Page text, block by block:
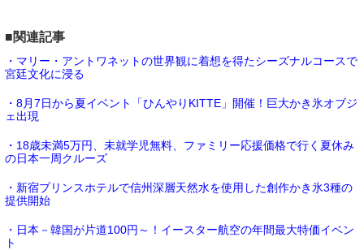
■関連記事
・マリー・アントワネットの世界観に着想を得たシーズナルコースで
宮廷文化に浸る
・8月7日から夏イベント「ひんやりKITTE」開催！巨大かき氷オブジ
ェ出現
・18歳未満5万円、未就学児無料、ファミリー応援価格で行く夏休み
の日本一周クルーズ
・新宿プリンスホテルで信州深層天然水を使用した創作かき氷3種の
提供開始
・日本－韓国が片道100円～！イースター航空の年間最大特価イベン
ト